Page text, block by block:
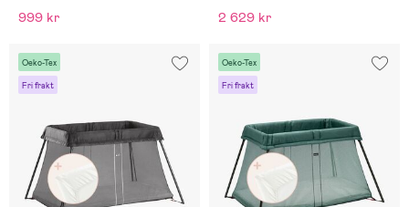
999 kr 2 629 kr
Oeko-Tex
Fri frakt
Oeko-Tex
Fri frakt